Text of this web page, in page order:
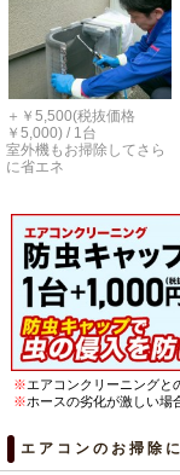
＋￥5,500(税抜価格
￥5,000) / 1台
室外機もお掃除してさら
に省エネ
※エアコンクリーニングと
※ホースの劣化が激しい場
エアコンのお掃除